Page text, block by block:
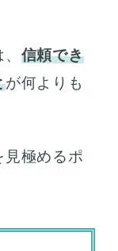
信頼でき
が何よりも
極めるポ